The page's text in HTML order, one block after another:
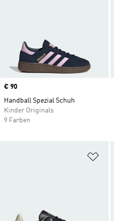
Price
€ 90
Handball Spezial Schuh
Kinder Originals
9 Farben